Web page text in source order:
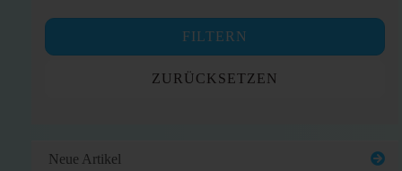
FILTERN
ZURÜCKSETZEN
Neue Artikel